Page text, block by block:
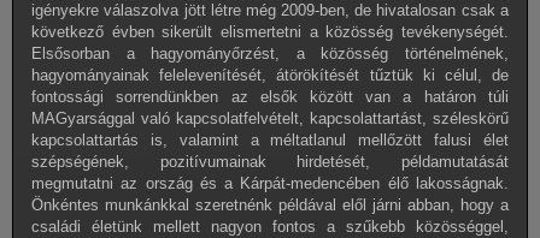
igényekre válaszolva jött létre még 2009-ben, de hivatalosan csak a
következő évben sikerült elismertetni a közösség tevékenységét.
Elsősorban a hagyományőrzést, a közösség történelmének,
hagyományainak felelevenítését, átörökítését tűztük ki célul, de
fontossági sorrendünkben az elsők között van a határon túli
MAGyarsággal való kapcsolatfelvételt, kapcsolattartást, széleskörű
kapcsolattartás is, valamint a méltatlanul mellőzött falusi élet
szépségének, pozitívumainak hirdetését, példamutatását
megmutatni az ország és a Kárpát-medencében élő lakosságnak.
Önkéntes munkánkkal szeretnénk példával elől járni abban, hogy a
családi életünk mellett nagyon fontos a szűkebb közösséggel,